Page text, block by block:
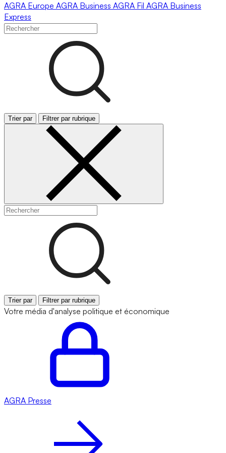
AGRA Europe AGRA Business AGRA Fil AGRA Business
Express
Trier par Filtrer par rubrique
Trier par Filtrer par rubrique
Votre média d'analyse politique et économique
AGRA Presse